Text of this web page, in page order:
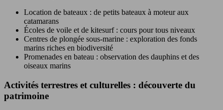
Location de bateaux : de petits bateaux à moteur aux
catamarans
Écoles de voile et de kitesurf : cours pour tous niveaux
Centres de plongée sous-marine : exploration des fonds
marins riches en biodiversité
Promenades en bateau : observation des dauphins et des
oiseaux marins
Activités terrestres et culturelles : découverte du
patrimoine